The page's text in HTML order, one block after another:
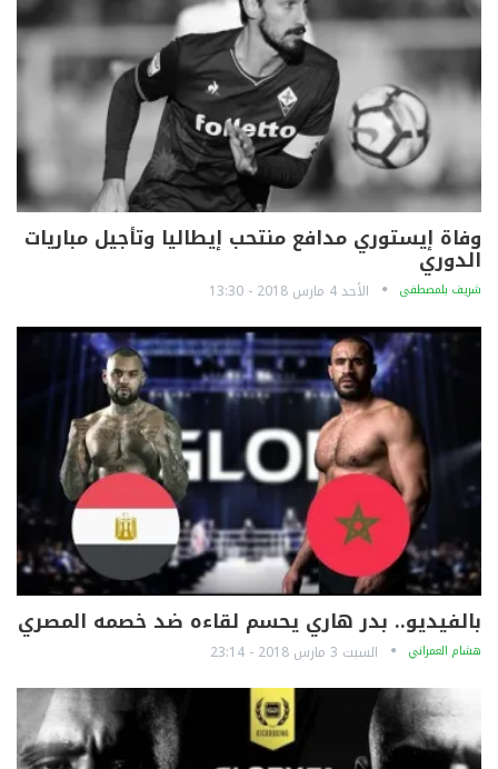
وفاة إيستوري مدافع منتحب إيطاليا وتأجيل مباريات
الدوري
شريف بلمصطفى الأحد 4 مارس 2018 - 13:30
بالفيديو.. بدر هاري يحسم لقاءه ضد خصمه المصري
هشام العمراني السبت 3 مارس 2018 - 23:14